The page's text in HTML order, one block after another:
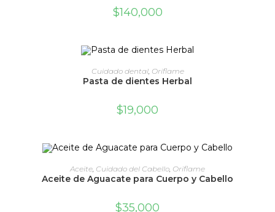
$140,000
ADD TO CART
Cuidado dental, Oriflame
Pasta de dientes Herbal
$19,000
ADD TO CART
Aceite Cuidado del Cabello Oriflame
Aceite de Aguacate para Cuerpo y Cabello
$35,000